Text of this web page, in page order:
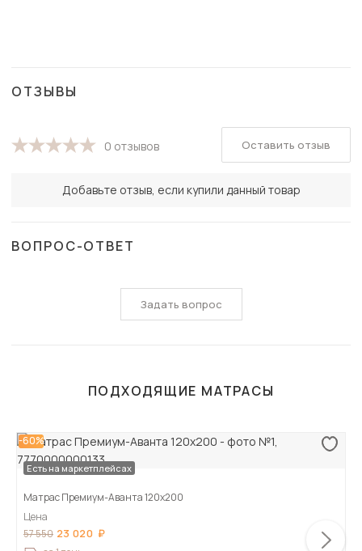
ОТЗЫВЫ
0 отзывов
Добавьте отзыв, если купили данный товар
Оставить отзыв
ВОПРОС-ОТВЕТ
Задать вопрос
ПОДХОДЯЩИЕ МАТРАСЫ
-60%
Есть на маркетплейсах
Матрас Премиум-Аванта 120х200
Цена
57 550 23 020